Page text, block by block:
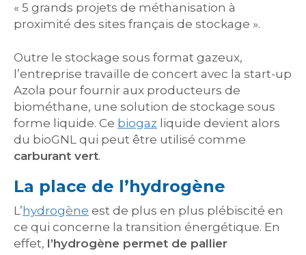
« 5 grands projets de méthanisation à
proximité des sites français de stockage ».
Outre le stockage sous format gazeux,
l’entreprise travaille de concert avec la start-up
Azola pour fournir aux producteurs de
biométhane, une solution de stockage sous
forme liquide. Ce biogaz liquide devient alors
du bioGNL qui peut être utilisé comme
carburant vert.
La place de l’hydrogène
L’ hydrogène est de plus en plus plébiscité en
ce qui concerne la transition énergétique. En
effet, l’hydrogène permet de pallier